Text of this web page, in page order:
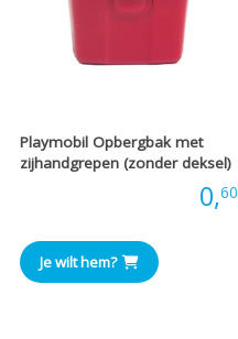
Playmobil Opbergbak met
zijhandgrepen (zonder deksel)
0,60
Je wilt hem?